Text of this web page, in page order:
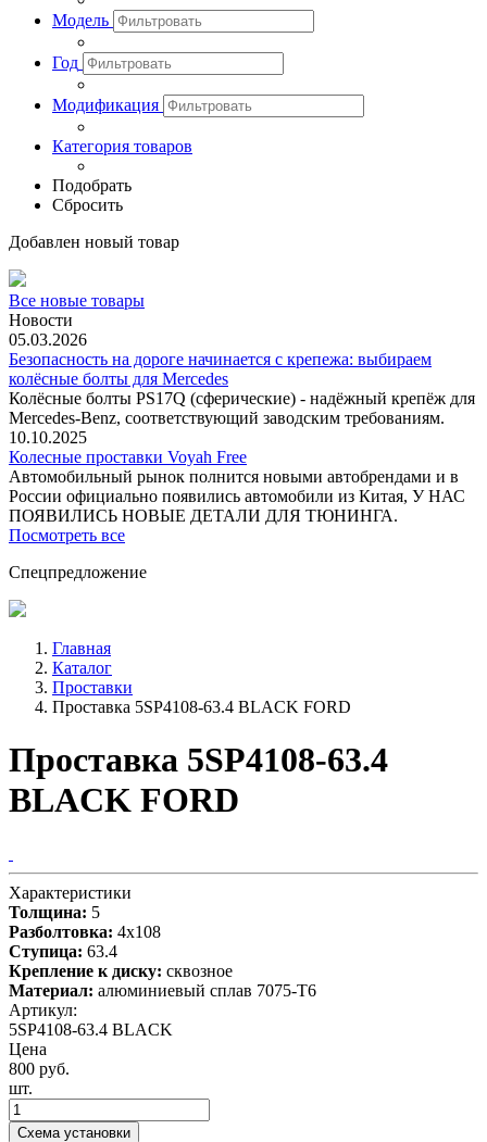
Модель
Год
Модификация
Категория товаров
Подобрать
Сбросить
Добавлен новый товар
Все новые товары
Новости
05.03.2026
Безопасность на дороге начинается с крепежа: выбираем
колёсные болты для Mercedes
Колёсные болты PS17Q (сферические) - надёжный крепёж для
Mercedes‑Benz, соответствующий заводским требованиям.
10.10.2025
Колесные проставки Voyah Free
Автомобильный рынок полнится новыми автобрендами и в
России официально появились автомобили из Китая, У НАС
ПОЯВИЛИСЬ НОВЫЕ ДЕТАЛИ ДЛЯ ТЮНИНГА.
Посмотреть все
Спецпредложение
Главная
Каталог
Проставки
Проставка 5SP4108-63.4 BLACK FORD
Проставка 5SP4108-63.4
BLACK FORD
Характеристики
Толщина: 5
Разболтовка: 4x108
Ступица: 63.4
Крепление к диску: сквозное
Материал: алюминиевый сплав 7075-T6
Артикул:
5SP4108-63.4 BLACK
Цена
800 руб.
шт.
Схема установки